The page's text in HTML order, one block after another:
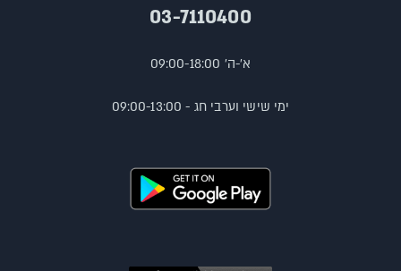
03-7110400
א'-ה' 09:00-18:00
ימי שישי וערבי חג - 09:00-13:00